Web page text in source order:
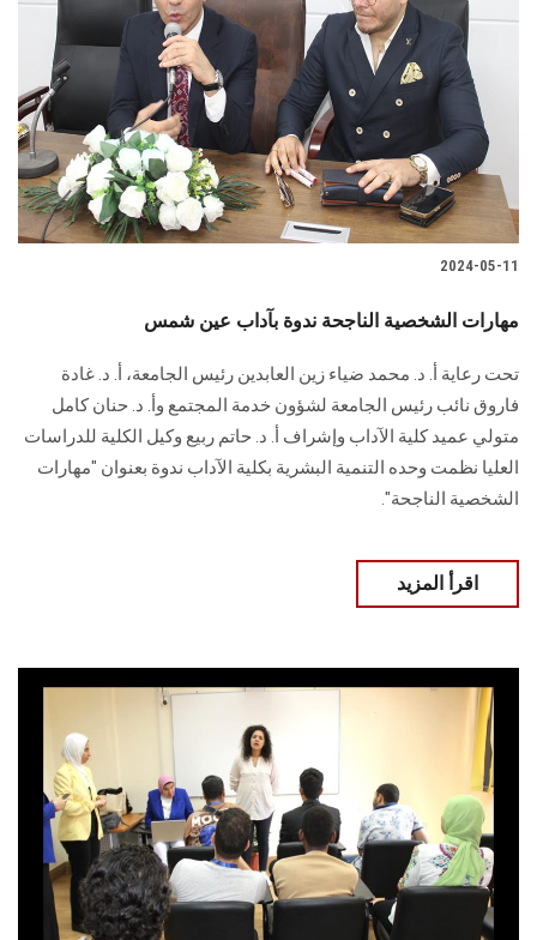
تواصل معنا
الطلاب
هيئة التدريس
الدراسات العليا
الزائـرون
سجل الان
2024-05-11
مهارات الشخصية الناجحة ندوة بآداب عين شمس
تحت رعاية أ. د. محمد ضياء زين العابدين رئيس الجامعة، أ. د. غادة
فاروق نائب رئيس الجامعة لشؤون خدمة المجتمع وأ. د. حنان كامل
متولي عميد كلية الآداب وإشراف أ. د. حاتم ربيع وكيل الكلية للدراسات
العليا نظمت وحده التنمية البشرية بكلية الآداب ندوة بعنوان "مهارات
الشخصية الناجحة".
اقرأ المزيد